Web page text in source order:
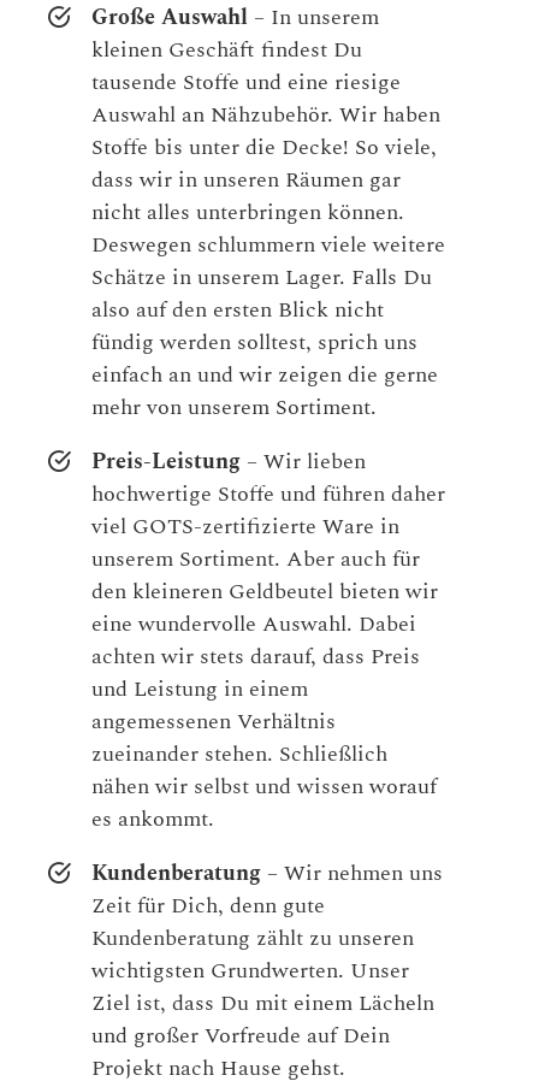
Große Auswahl – In unserem
kleinen Geschäft findest Du
tausende Stoffe und eine riesige
Auswahl an Nähzubehör. Wir haben
Stoffe bis unter die Decke! So viele,
dass wir in unseren Räumen gar
nicht alles unterbringen können.
Deswegen schlummern viele weitere
Schätze in unserem Lager. Falls Du
also auf den ersten Blick nicht
fündig werden solltest, sprich uns
einfach an und wir zeigen die gerne
mehr von unserem Sortiment.
Preis-Leistung – Wir lieben
hochwertige Stoffe und führen daher
viel GOTS-zertifizierte Ware in
unserem Sortiment. Aber auch für
den kleineren Geldbeutel bieten wir
eine wundervolle Auswahl. Dabei
achten wir stets darauf, dass Preis
und Leistung in einem
angemessenen Verhältnis
zueinander stehen. Schließlich
nähen wir selbst und wissen worauf
es ankommt.
Kundenberatung – Wir nehmen uns
Zeit für Dich, denn gute
Kundenberatung zählt zu unseren
wichtigsten Grundwerten. Unser
Ziel ist, dass Du mit einem Lächeln
und großer Vorfreude auf Dein
Projekt nach Hause gehst.